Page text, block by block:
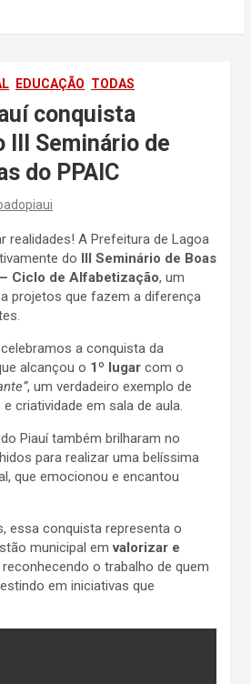
EDUCAÇÃO TODAS
conquista
III Seminário de
do PPAIC
realidades! A Prefeitura de Lagoa
do III Seminário de Boas
Ciclo de Alfabetização, um
projetos que fazem a diferença
a conquista da
alcançou o 1º lugar com o
, um verdadeiro exemplo de
criatividade em sala de aula.
Piauí também brilharam no
para realizar uma belíssima
que emocionou e encantou
essa conquista representa o
municipal emvalorizar e
reconhecendo o trabalho de quem
em iniciativas que